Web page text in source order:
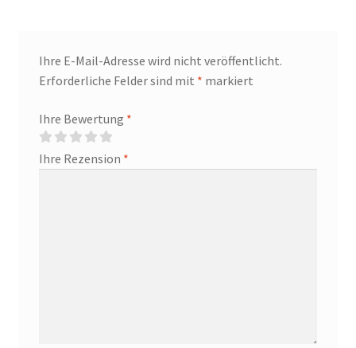
Ihre E-Mail-Adresse wird nicht veröffentlicht.
Erforderliche Felder sind mit * markiert
Ihre Bewertung *
Ihre Rezension *